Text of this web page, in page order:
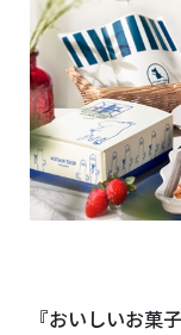
『おいしいお菓